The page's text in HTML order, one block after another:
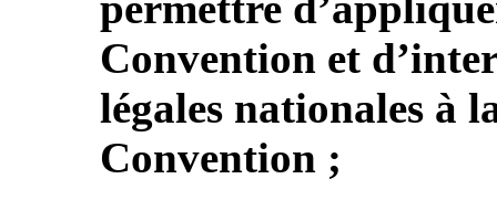
Convention et
légales nationales à
Convention ;